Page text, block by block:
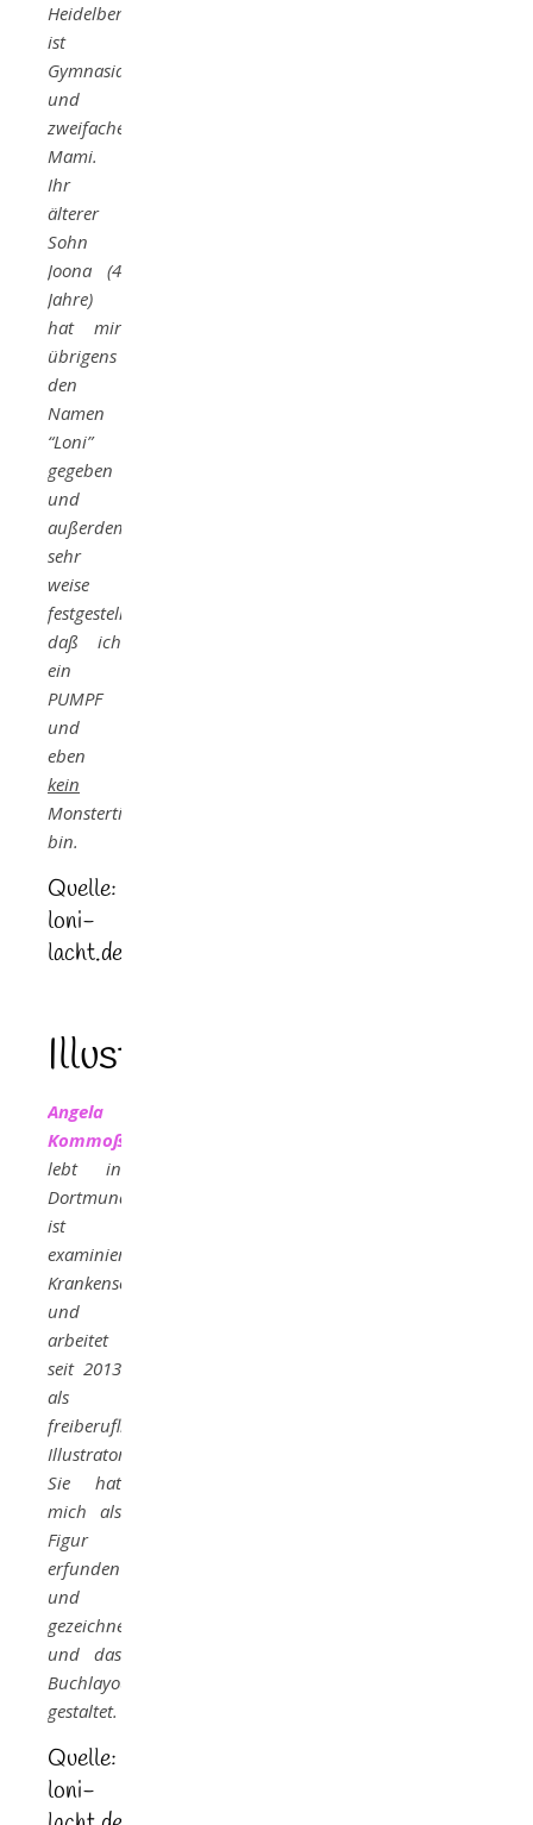
Heidelberg,
ist
Gymnasiallehrerin
und
zweifache
Mami.
Ihr
älterer
Sohn
Joona (4
Jahre)
hat mir
übrigens
den
Namen
“Loni”
gegeben
und
außerdem
sehr
weise
festgestellt,
daß ich
ein
PUMPF
und
eben
kein
Monstertier
bin.
Quelle:
loni-
lacht.de
Illustrator
Angela
Kommoß
lebt in
Dortmund,
ist
examinierte
Krankenschwester
und
arbeitet
seit 2013
als
freiberufliche
Illustratorin.
Sie hat
mich als
Figur
erfunden
und
gezeichnet
und das
Buchlayout
gestaltet.
Quelle:
loni-